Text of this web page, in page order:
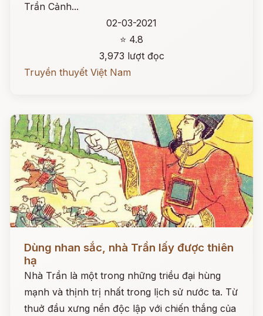
Trần Cảnh...
02-03-2021
⭐ 4.8
3,973 lượt đọc
Truyền thuyết Việt Nam
Dùng nhan sắc, nhà Trần lấy được thiên
hạ
Nhà Trần là một trong những triều đại hùng
mạnh và thịnh trị nhất trong lịch sử nước ta. Từ
thuở đầu xưng nền độc lập với chiến thắng của